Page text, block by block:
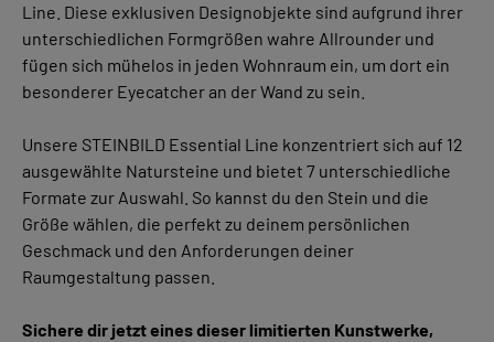
Line. Diese exklusiven Designobjekte sind aufgrund ihrer
unterschiedlichen Formgrößen wahre Allrounder und
fügen sich mühelos in jeden Wohnraum ein, um dort ein
besonderer Eyecatcher an der Wand zu sein.
Unsere STEINBILD Essential Line konzentriert sich auf 12
ausgewählte Natursteine und bietet 7 unterschiedliche
Formate zur Auswahl. So kannst du den Stein und die
Größe wählen, die perfekt zu deinem persönlichen
Geschmack und den Anforderungen deiner
Raumgestaltung passen.
Sichere dir jetzt eines dieser limitierten Kunstwerke,